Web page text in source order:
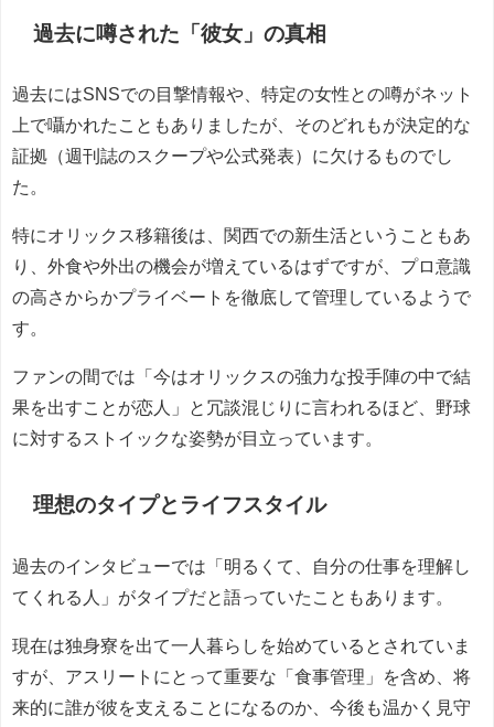
過去に噂された「彼女」の真相
過去にはSNSでの目撃情報や、特定の女性との噂がネット
上で囁かれたこともありましたが、そのどれもが決定的な
証拠（週刊誌のスクープや公式発表）に欠けるものでし
た。
特にオリックス移籍後は、関西での新生活ということもあ
り、外食や外出の機会が増えているはずですが、プロ意識
の高さからかプライベートを徹底して管理しているようで
す。
ファンの間では「今はオリックスの強力な投手陣の中で結
果を出すことが恋人」と冗談混じりに言われるほど、野球
に対するストイックな姿勢が目立っています。
理想のタイプとライフスタイル
過去のインタビューでは「明るくて、自分の仕事を理解し
てくれる人」がタイプだと語っていたこともあります。
現在は独身寮を出て一人暮らしを始めているとされていま
すが、アスリートにとって重要な「食事管理」を含め、将
来的に誰が彼を支えることになるのか、今後も温かく見守